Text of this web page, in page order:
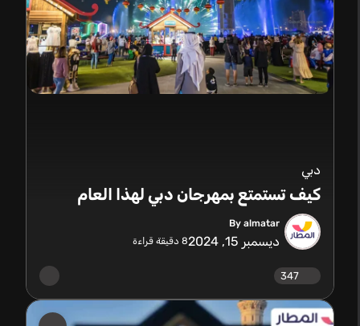
دبي
كيف تستمتع بمهرجان دبي لهذا العام
By almatar
ديسمبر 15, 2024 8دقيقة قراءة